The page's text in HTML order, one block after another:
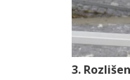
3.